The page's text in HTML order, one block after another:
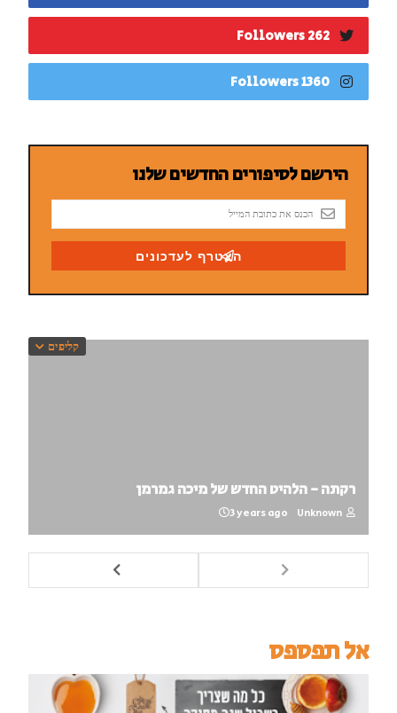
262 Followers
1360 Followers
קליפים
רקתה - הלהיט החדש של מיכה גמרמן
Unknown
3 years ago
אל תפספס